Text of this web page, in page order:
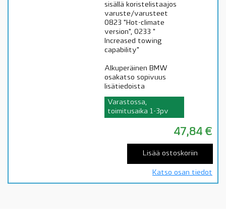
sisällä koristelistaajos
varuste/varusteet
0823 "Hot-climate
version", 0233 "
Increased towing
capability"
Alkuperäinen BMW
osakatso sopivuus
lisätiedoista
Varastossa,
toimitusaika 1-3pv
47,84 €
Lisää ostoskoriin
Katso osan tiedot